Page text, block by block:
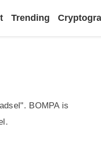
Trending
BOMPA is